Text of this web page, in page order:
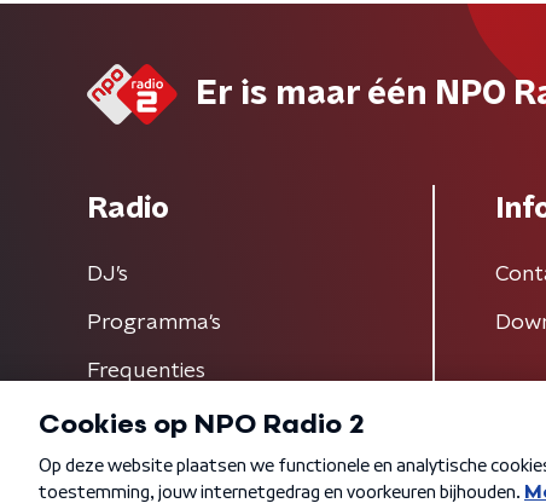
Er is maar één NPO
Radio
DJ’s
Programma's
Frequenties